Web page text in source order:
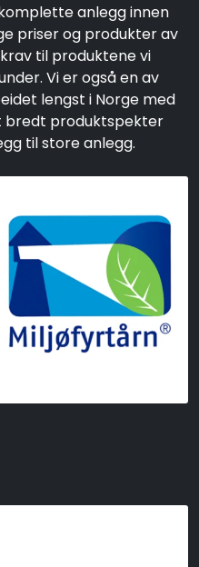
anlegg innen
priser og produkter av
til produktene vi
Vi er også en av
lengst i Norge med
bredt produktspekter
til store anlegg.